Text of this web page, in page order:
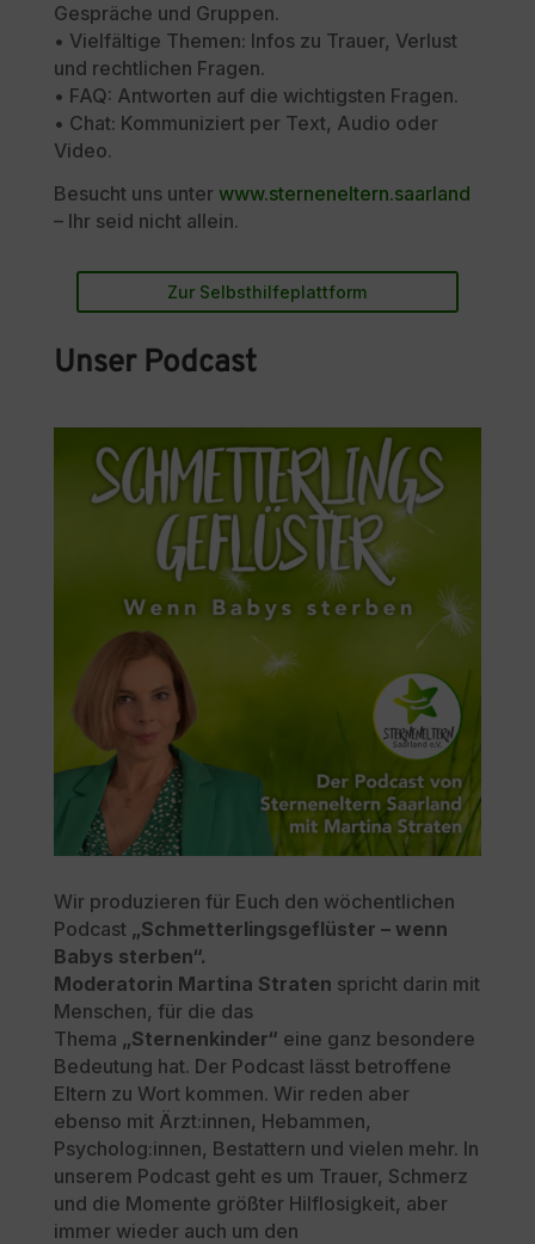
Gespräche und Gruppen.
• Vielfältige Themen: Infos zu Trauer, Verlust
und rechtlichen Fragen.
• FAQ: Antworten auf die wichtigsten Fragen.
• Chat: Kommuniziert per Text, Audio oder
Video.
Besucht uns unter www.sterneneltern.saarland
– Ihr seid nicht allein.
Zur Selbsthilfeplattform
Unser Podcast
Wir produzieren für Euch den wöchentlichen
Podcast „Schmetterlingsgeflüster – wenn
Babys sterben“.
Moderatorin Martina Straten spricht darin mit
Menschen, für die das
Thema „Sternenkinder“ eine ganz besondere
Bedeutung hat. Der Podcast lässt betroffene
Eltern zu Wort kommen. Wir reden aber
ebenso mit Ärzt:innen, Hebammen,
Psycholog:innen, Bestattern und vielen mehr. In
unserem Podcast geht es um Trauer, Schmerz
und die Momente größter Hilflosigkeit, aber
immer wieder auch um den